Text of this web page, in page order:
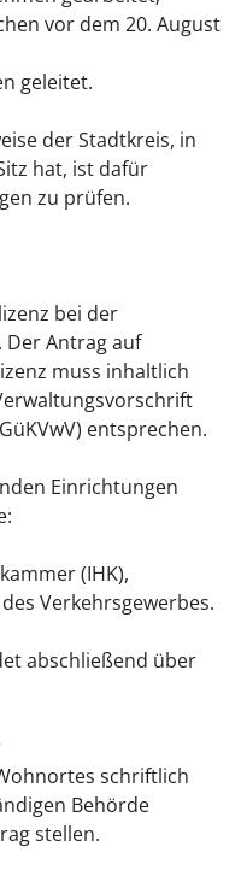
vor dem 20. August
geleitet.
der Stadtkreis, in
hat, ist dafür
zu prüfen.
bei der
Der Antrag auf
muss inhaltlich
entsprechen.
Einrichtungen
(IHK),
Verkehrsgewerbes.
abschließend über
schriftlich
Behörde
stellen.